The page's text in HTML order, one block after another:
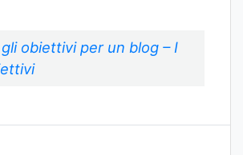
obiettivi per un blog – I